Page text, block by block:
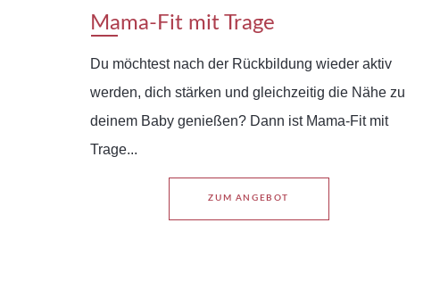
Mama-Fit mit Trage
Du möchtest nach der Rückbildung wieder aktiv
werden, dich stärken und gleichzeitig die Nähe zu
deinem Baby genießen? Dann ist Mama-Fit mit
Trage...
ZUM ANGEBOT